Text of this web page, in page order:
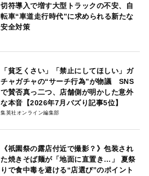
切符導入で増す大型トラックの不安、自
転車“車道走行時代”に求められる新たな
安全対策
「貧乏くさい」「禁止にしてほしい」ガ
チャガチャの“サーチ行為”が物議 SNS
で賛否真っ二つ、店舗側が明かした意外
な本音【2026年7月バズり記事5位】
集英社オンライン編集部
《祇園祭の露店付近で撮影？》包装され
た焼きそば麺が「地面に直置き…」 夏祭
りで食中毒を避ける“店選び”のポイント